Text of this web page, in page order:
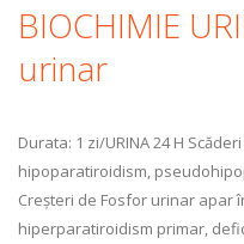
BIOCHIMIE
urinar
Durata: 1 zi/URINA 24 H
hipoparatiroidism,
Creșteri de Fosfor urinar apar
hiperparatiroidism primar,